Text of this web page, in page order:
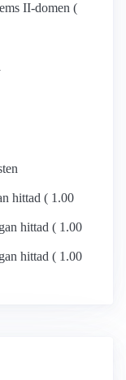
II-domen (
hittad ( 1.00
hittad ( 1.00
hittad ( 1.00